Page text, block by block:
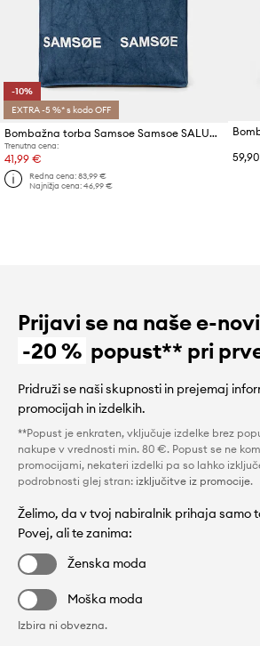
-10%
EXTRA -5 %* s kodo OFF
Bombažna torba Samsoe Samsoe SALUCCA
Trenutna cena:
41,99 €
Redna cena:83,99 €
Najnižja cena:46,99 €
Prijavi se na naše e-
-20 % popust** pri
Pridruži se naši skupnosti in prejemaj
promocijah in izdelkih.
**Popust je enkraten, vključuje izdelke brez
nakupe v vrednosti min. 80 €. Popust se ne
promocijami, nekateri izdelki pa so lahko
podrobnosti glej stran: izključitve iz promocije.
Želimo, da v tvoj nabiralnik prihaja samo
Povej, ali te zanima:
Ženska moda
Moška moda
Izbira ni obvezna.